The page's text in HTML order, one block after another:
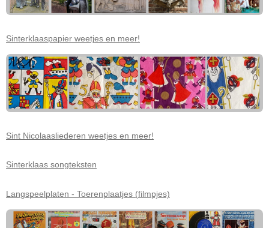
Sinterklaaspapier weetjes en meer!
Sint Nicolaasliederen weetjes en meer!
Sinterklaas songteksten
Langspeelplaten - Toerenplaatjes (filmpjes)